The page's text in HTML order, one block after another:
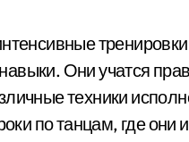
Они учатся
техники
по танцам, где они